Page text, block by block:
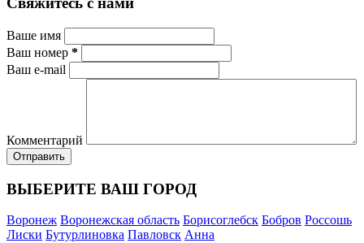
Ваше имя
Ваш номер *
Ваш e-mail
Комментарий
ВЫБЕРИТЕ ВАШ ГОРОД
Воронеж Воронежская область Борисоглебск Бобров Россошь
Лиски Бутурлиновка Павловск Анна